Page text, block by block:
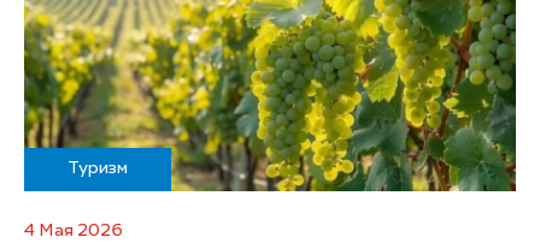
Туризм
4 Мая 2026